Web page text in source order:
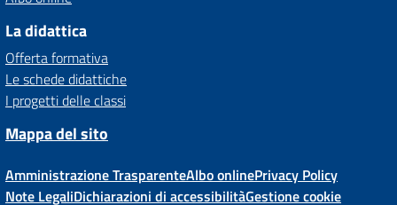
La didattica
Offerta formativa
Le schede didattiche
I progetti delle classi
Mappa del sito
Amministrazione TrasparenteAlbo onlinePrivacy Policy
Note LegaliDichiarazioni di accessibilitàGestione cookie